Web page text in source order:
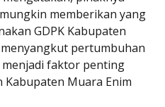
memberikan yang
GDPK Kabupaten
pertumbuhan
faktor penting
Kabupaten Muara Enim